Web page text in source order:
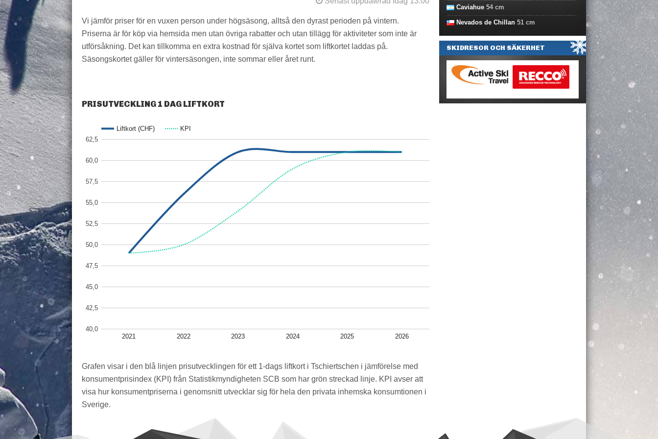
Vi jämför priser för en vuxen person under högsäsong, alltså den dyrast perioden på vintern.
Priserna är för köp via hemsida men utan övriga rabatter och utan tillägg för aktiviteter som inte är
utförsåkning. Det kan tillkomma en extra kostnad för själva kortet som liftkortet laddas på.
Säsongskortet gäller för vintersäsongen, inte sommar eller året runt.
PRISUTVECKLING 1 DAG LIFTKORT
Liftkort (CHF) KPI
2021 2022 2023 2024 2025 2026
40,0
42,5
45,0
47,5
50,0
52,5
55,0
57,5
60,0
62,5
Grafen visar i den blå linjen prisutvecklingen för ett 1-dags liftkort i Tschiertschen i jämförelse med
konsumentprisindex (KPI) från Statistikmyndigheten SCB som har grön streckad linje. KPI avser att
visa hur konsumentpriserna i genomsnitt utvecklar sig för hela den privata inhemska konsumtionen i
Sverige.
Caviahue 54 cm
Nevados de Chillan 51 cm
SKIDRESOR OCH SÄKERHET